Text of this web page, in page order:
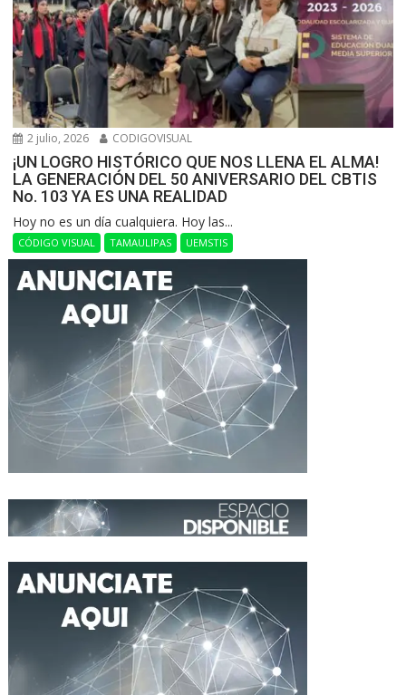
2 julio, 2026 CODIGOVISUAL
¡UN LOGRO HISTÓRICO QUE NOS LLENA EL ALMA!
LA GENERACIÓN DEL 50 ANIVERSARIO DEL CBTIS
No. 103 YA ES UNA REALIDAD
Hoy no es un día cualquiera. Hoy las...
CÓDIGO VISUAL TAMAULIPAS UEMSTIS